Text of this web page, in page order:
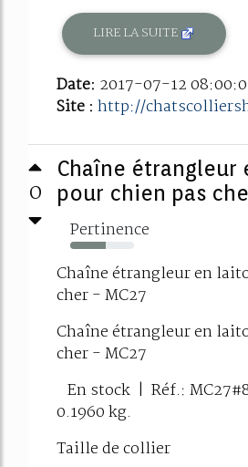
LIRE LA SUITE
Date: 2017-07-12
Site : http://
0
Chaîne étrangleur
pour chien pas
Pertinence
56%
Chaîne étrangleur en
cher - MC27
Chaîne étrangleur en
cher - MC27
En stock | Réf.:
0.1960 kg.
Taille de collier